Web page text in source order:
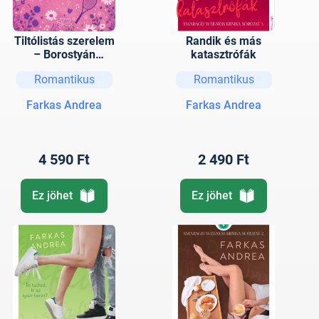
Tiltólistás szerelem
– Borostyán
Romantikus
Farkas Andrea
4 590 Ft
Ez jöhet
Randik és más
katasztrófák
Romantikus
Farkas Andrea
2 490 Ft
Ez jöhet